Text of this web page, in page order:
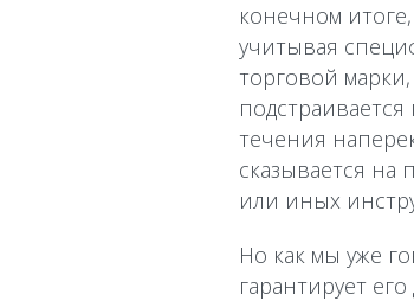
конечном
учитывая
торговой
течения
сказывается на
или иных
Но как мы уже
гарантирует